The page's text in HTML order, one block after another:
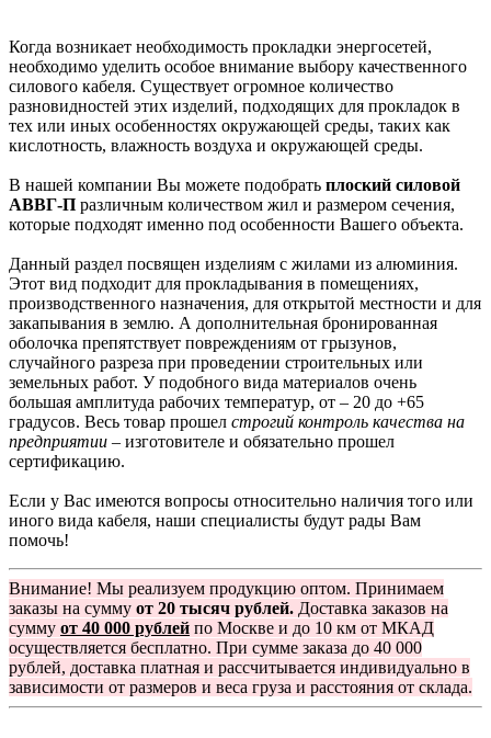
Когда возникает необходимость прокладки энергосетей,
необходимо уделить особое внимание выбору качественного
силового кабеля. Существует огромное количество
разновидностей этих изделий, подходящих для прокладок в
тех или иных особенностях окружающей среды, таких как
кислотность, влажность воздуха и окружающей среды.
В нашей компании Вы можете подобрать плоский силовой
АВВГ-П различным количеством жил и размером сечения,
которые подходят именно под особенности Вашего объекта.
Данный раздел посвящен изделиям с жилами из алюминия.
Этот вид подходит для прокладывания в помещениях,
производственного назначения, для открытой местности и для
закапывания в землю. А дополнительная бронированная
оболочка препятствует повреждениям от грызунов,
случайного разреза при проведении строительных или
земельных работ. У подобного вида материалов очень
большая амплитуда рабочих температур, от – 20 до +65
градусов. Весь товар прошел строгий контроль качества на
предприятии – изготовителе и обязательно прошел
сертификацию.
Если у Вас имеются вопросы относительно наличия того или
иного вида кабеля, наши специалисты будут рады Вам
помочь!
Внимание! Мы реализуем продукцию оптом. Принимаем
заказы на сумму от 20 тысяч рублей. Доставка заказов на
сумму от 40 000 рублей по Москве и до 10 км от МКАД
осуществляется бесплатно. При сумме заказа до 40 000
рублей, доставка платная и рассчитывается индивидуально в
зависимости от размеров и веса груза и расстояния от склада.